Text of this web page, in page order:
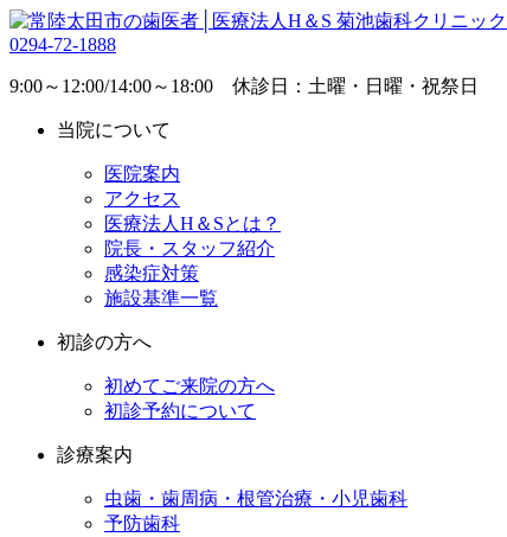
0294-72-1888
9:00～12:00/14:00～18:00 休診日：土曜・日曜・祝祭日
当院について
医院案内
アクセス
医療法人H＆Sとは？
院長・スタッフ紹介
感染症対策
施設基準一覧
初診の方へ
初めてご来院の方へ
初診予約について
診療案内
虫歯・歯周病・根管治療・小児歯科
予防歯科